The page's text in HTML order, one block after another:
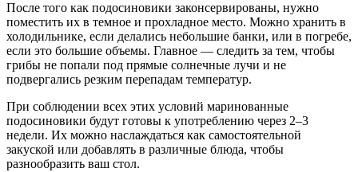
После того как подосиновики законсервированы, нужно
поместить их в темное и прохладное место. Можно хранить в
холодильнике, если делались небольшие банки, или в погребе,
если это большие объемы. Главное — следить за тем, чтобы
грибы не попали под прямые солнечные лучи и не
подвергались резким перепадам температур.
При соблюдении всех этих условий маринованные
подосиновики будут готовы к употреблению через 2–3
недели. Их можно наслаждаться как самостоятельной
закуской или добавлять в различные блюда, чтобы
разнообразить ваш стол.